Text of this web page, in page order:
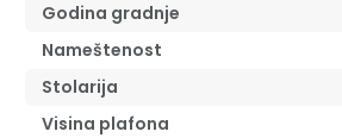
Godina gradnje
Nameštenost
Stolarija
Visina plafona